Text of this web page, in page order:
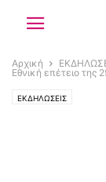
Αρχική
Εθνική επέτειο της
ΕΚΔΗΛΩΣΕΙΣ